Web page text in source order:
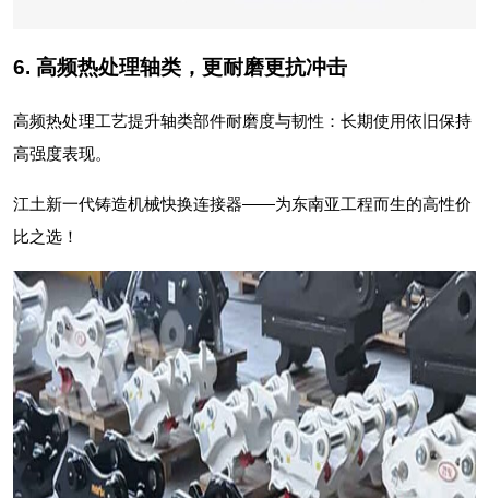
6. 高频热处理轴类，更耐磨更抗冲击
高频热处理工艺提升轴类部件耐磨度与韧性：长期使用依旧保持
高强度表现。
江土新一代铸造机械快换连接器——为东南亚工程而生的高性价
比之选！